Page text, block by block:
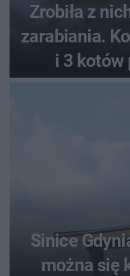
Zrobiła z
zarabiania.
i 3 kotów
Sinice
można się